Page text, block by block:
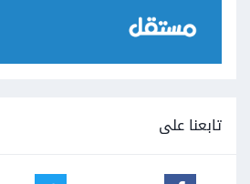
تابعنا على